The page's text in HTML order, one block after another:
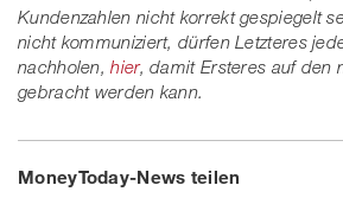
Kundenzahlen nicht korrekt gespiegelt
nicht kommuniziert, dürfen Letzteres
nachholen,hier, damit Ersteres auf den
gebracht werden kann.
MoneyToday-News teilen